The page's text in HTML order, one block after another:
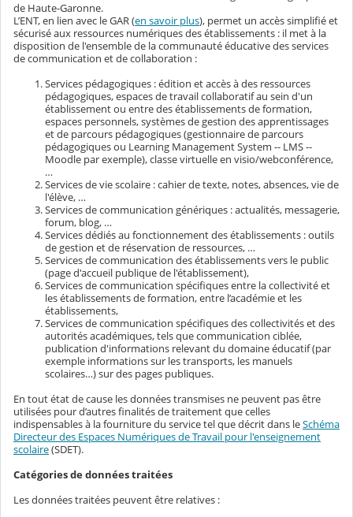
de Haute-Garonne.
L’ENT, en lien avec le GAR (en savoir plus), permet un accès simplifié et
sécurisé aux ressources numériques des établissements : il met à la
disposition de l'ensemble de la communauté éducative des services
de communication et de collaboration :
Services pédagogiques : édition et accès à des ressources
pédagogiques, espaces de travail collaboratif au sein d'un
établissement ou entre des établissements de formation,
espaces personnels, systèmes de gestion des apprentissages
et de parcours pédagogiques (gestionnaire de parcours
pédagogiques ou Learning Management System -- LMS --
Moodle par exemple), classe virtuelle en visio/webconférence,
…
Services de vie scolaire : cahier de texte, notes, absences, vie de
l'élève, …
Services de communication génériques : actualités, messagerie,
forum, blog, …
Services dédiés au fonctionnement des établissements : outils
de gestion et de réservation de ressources, …
Services de communication des établissements vers le public
(page d'accueil publique de l'établissement),
Services de communication spécifiques entre la collectivité et
les établissements de formation, entre l’académie et les
établissements,
Services de communication spécifiques des collectivités et des
autorités académiques, tels que communication ciblée,
publication d'informations relevant du domaine éducatif (par
exemple informations sur les transports, les manuels
scolaires…) sur des pages publiques.
En tout état de cause les données transmises ne peuvent pas être
utilisées pour d’autres finalités de traitement que celles
indispensables à la fourniture du service tel que décrit dans leSchéma
Directeur des Espaces Numériques de Travail pour l'enseignement
scolaire(SDET).
Catégories de données traitées
Les données traitées peuvent être relatives :